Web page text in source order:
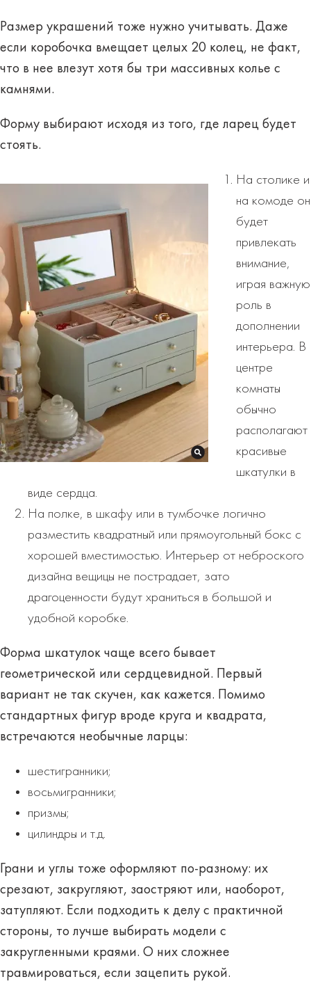
Размер украшений тоже нужно учитывать. Даже
если коробочка вмещает целых 20 колец, не факт,
что в нее влезут хотя бы три массивных колье с
камнями.
Форму выбирают исходя из того, где ларец будет
стоять.
На столике и
на комоде он
будет
привлекать
внимание,
играя важную
роль в
дополнении
интерьера. В
центре
комнаты
обычно
располагают
красивые
шкатулки в
виде сердца.
На полке, в шкафу или в тумбочке логично
разместить квадратный или прямоугольный бокс с
хорошей вместимостью. Интерьер от неброского
дизайна вещицы не пострадает, зато
драгоценности будут храниться в большой и
удобной коробке.
Форма шкатулок чаще всего бывает
геометрической или сердцевидной. Первый
вариант не так скучен, как кажется. Помимо
стандартных фигур вроде круга и квадрата,
встречаются необычные ларцы:
шестигранники;
восьмигранники;
призмы;
цилиндры и т.д.
Грани и углы тоже оформляют по-разному: их
срезают, закругляют, заостряют или, наоборот,
затупляют. Если подходить к делу с практичной
стороны, то лучше выбирать модели с
закругленными краями. О них сложнее
травмироваться, если зацепить рукой.